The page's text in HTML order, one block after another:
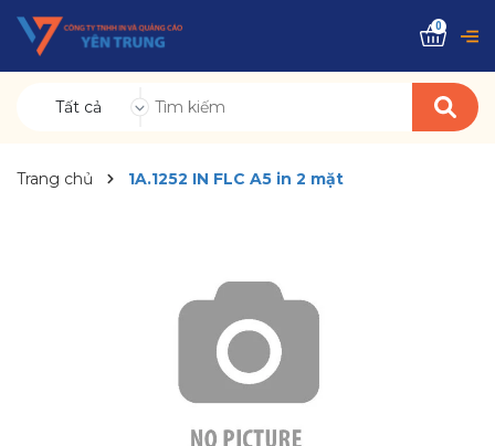
Tất cả
0
Trang chủ 1A.1252 IN FLC A5 in 2 mặt